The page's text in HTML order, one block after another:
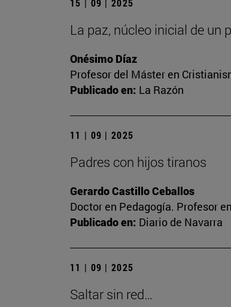
15 | 09 | 2025
La paz, núcleo inicial de un
Onésimo Díaz
Profesor del Máster en
Publicado en: La Razón
11 | 09 | 2025
Padres con hijos tiranos
Gerardo Castillo Ceballos
Doctor en Pedagogía. Profesor
Publicado en: Diario de Navarra
11 | 09 | 2025
Saltar sin red…